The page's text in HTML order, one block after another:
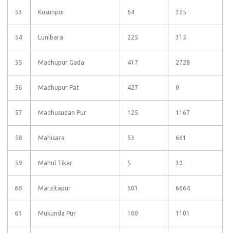
53 Kusunpur 64 325
54 Lunibara 225 315
55 Madhupur Gada 417 2728
56 Madhupur Pat 427 0
57 Madhusudan Pur 125 1167
58 Mahisara 53 661
59 Mahul Tikar 5 30
60 Marzitapur 501 6664
61 Mukunda Pur 100 1101